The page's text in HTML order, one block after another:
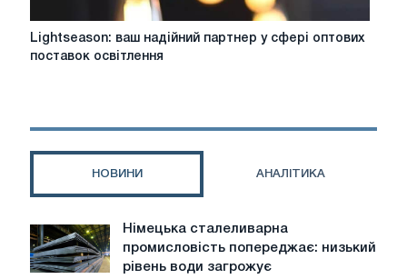
Lightseason:
ваш
сфері
Lightseason: ваш надійний партнер у сфері оптових
поставок освітлення
НОВИНИ АНАЛІТИКА
Німецька
сталеливарна
промисловість
Німецька сталеливарна
промисловість попереджає: низький
рівень води загрожує